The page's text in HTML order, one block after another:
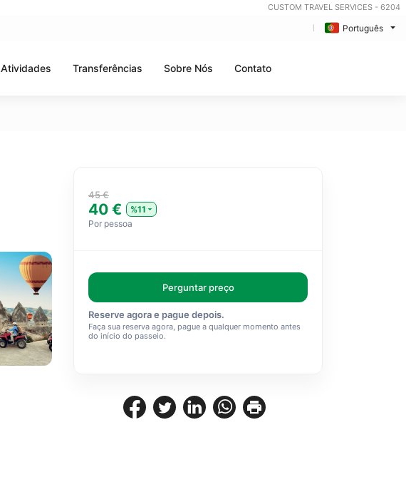
CUSTOM TRAVEL SERVICES - 6204
Português
Atividades Transferências Sobre Nós Contato
45 €
40 €
%11
Por pessoa
Perguntar preço
Reserve agora e pague depois.
Faça sua reserva agora, pague a qualquer momento antes
do início do passeio.